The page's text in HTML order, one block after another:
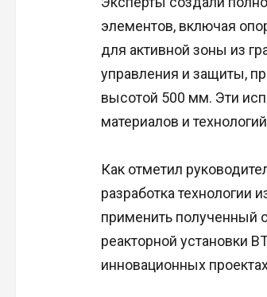
элементов, включая
для активной зоны из
управления и защиты,
высотой 500 мм. Эти
материалов и
Как отметил
разработка технологии
применить полученный
реакторной установки
инновационных